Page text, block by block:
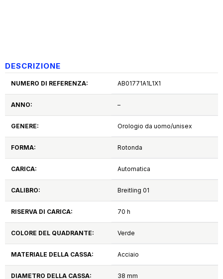
DESCRIZIONE
NUMERO DI REFERENZA: AB01771A1L1X1
ANNO: –
GENERE: Orologio da uomo/unisex
FORMA: Rotonda
CARICA: Automatica
CALIBRO: Breitling 01
RISERVA DI CARICA: 70 h
COLORE DEL QUADRANTE: Verde
MATERIALE DELLA CASSA: Acciaio
DIAMETRO DELLA CASSA: 38 mm